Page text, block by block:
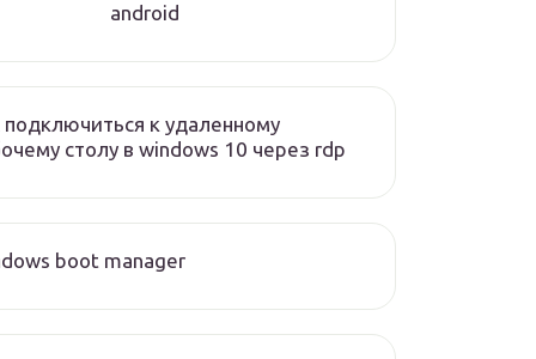
android
подключиться к удаленному
столу в windows 10 через rdp
boot manager